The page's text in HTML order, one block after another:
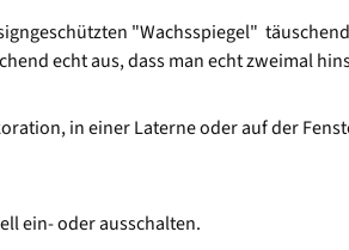
"Wachsspiegel"
echt aus, dass man echt zweimal
in einer Laterne oder auf der
ein- oder ausschalten.